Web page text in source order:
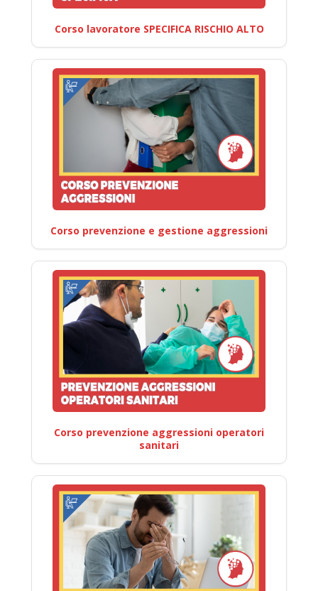
Corso lavoratore SPECIFICA RISCHIO ALTO
Corso prevenzione e gestione aggressioni
Corso prevenzione aggressioni operatori
sanitari